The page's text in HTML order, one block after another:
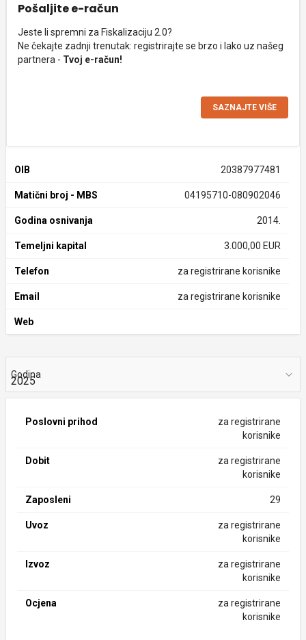
Pošaljite e-račun
Jeste li spremni za Fiskalizaciju 2.0?
Ne čekajte zadnji trenutak: registrirajte se brzo i lako uz našeg
partnera - Tvoj e-račun!
SAZNAJTE VIŠE
OIB 20387977481
Matični broj - MBS 04195710-080902046
Godina osnivanja 2014.
Temeljni kapital 3.000,00 EUR
Telefon za registrirane korisnike
Email za registrirane korisnike
Web
Godina
Poslovni prihod
za registrirane
korisnike
Dobit
za registrirane
korisnike
Zaposleni 29
Uvoz
za registrirane
korisnike
Izvoz
za registrirane
korisnike
Ocjena
za registrirane
korisnike